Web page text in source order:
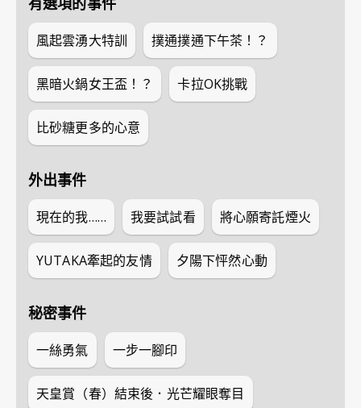
風起雲湧大特訓 撲通撲通下午茶！？
黑暗火鍋女王盃！？ 卡拉OK挑戰
比砂糖更多的心意
外出事件
現在的我…… 我要試試看 將心願寄託煙火
YUTAKA牽起的友情 夕陽下怦然心動
秘密事件
一絲勇氣 一步一腳印
天皇賞（春）結束後．光芒耀眼奪目